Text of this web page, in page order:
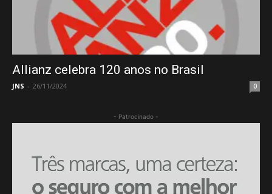
Allianz celebra 120 anos no Brasil
JNS - 26/11/2024 0
- Patrocinado -